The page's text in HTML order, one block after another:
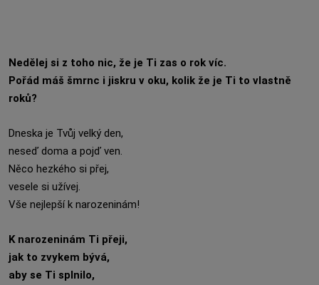
Nedělej si z toho nic, že je Ti zas o rok víc.
Pořád máš šmrnc i jiskru v oku, kolik že je Ti to vlastně
roků?
Dneska je Tvůj velký den,
neseď doma a pojď ven.
Něco hezkého si přej,
vesele si užívej.
Vše nejlepší k narozeninám!
K narozeninám Ti přeji,
jak to zvykem bývá,
aby se Ti splnilo,